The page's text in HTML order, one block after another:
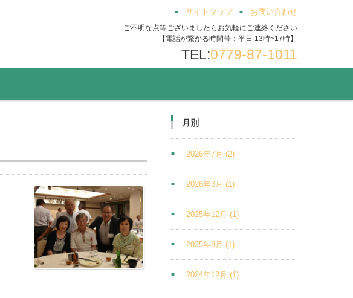
サイトマップ お問い合わせ
ご不明な点等ございましたらお気軽にご連絡ください
【電話が繋がる時間帯：平日 13時~17時】
TEL:0779-87-1011
月別
2026年7月(2)
2026年3月(1)
2025年12月(1)
2025年8月(1)
2024年12月(1)